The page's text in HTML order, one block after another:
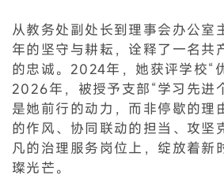
从教务处副处长到理事会办公室
年的坚守与耕耘，诠释了一名共
的忠诚。2024年，她获评学校“
2026年，被授予支部“学习先
是她前行的动力，而非停歇的理
的作风、协同联动的担当、攻坚
凡的治理服务岗位上，绽放着新
璨光芒。